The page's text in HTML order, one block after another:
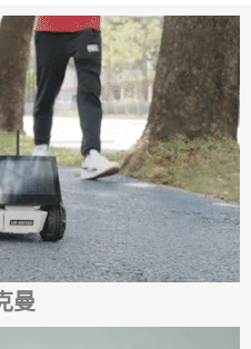
曼